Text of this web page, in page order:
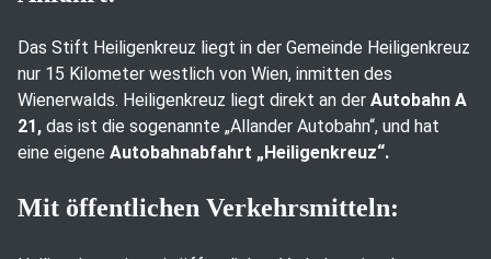
Das Stift Heiligenkreuz liegt in der Gemeinde Heiligenkreuz
nur 15 Kilometer westlich von Wien, inmitten des
Wienerwalds. Heiligenkreuz liegt direkt an der Autobahn A
21, das ist die sogenannte „Allander Autobahn“, und hat
eine eigene Autobahnabfahrt „Heiligenkreuz“.
Mit öffentlichen Verkehrsmitteln: